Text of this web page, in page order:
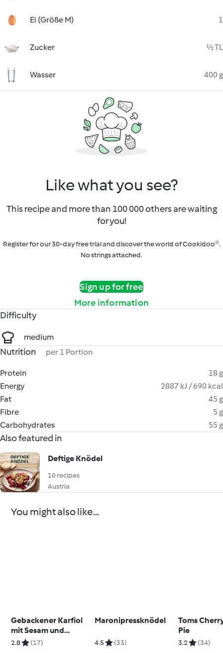
Ei (Größe M) 1
Zucker ½ TL
Wasser 400 g
Like what you see?
This recipe and more than 100 000 others are waiting
for you!
Register for our 30-day free trial and discover the world of Cookidoo®.
No strings attached.
Sign up for free
More information
Difficulty
medium
Nutrition per 1 Portion
Protein
18 g
Energy
2887 kJ / 690 kcal
Fat
45 g
Fibre
5 g
Carbohydrates
55 g
Also featured in
Deftige Knödel
10 recipes
Austria
You might also like...
Gebackener Karfiol
mit Sesam und
Cornflakes
2.8 (17)
Maronipressknödel
4.5 (33)
Toms
Pie
3.2 (34)